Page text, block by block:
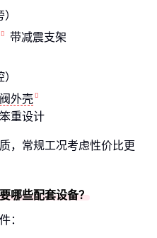
带减震支架
外壳
重设计
，常规工况考虑性价比更
哪些配套设备？
：